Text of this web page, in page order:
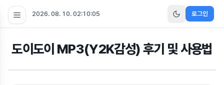
2026. 08. 10. 02:10:06 로그인
도이도이 MP3(Y2K감성) 후기 및 사용법